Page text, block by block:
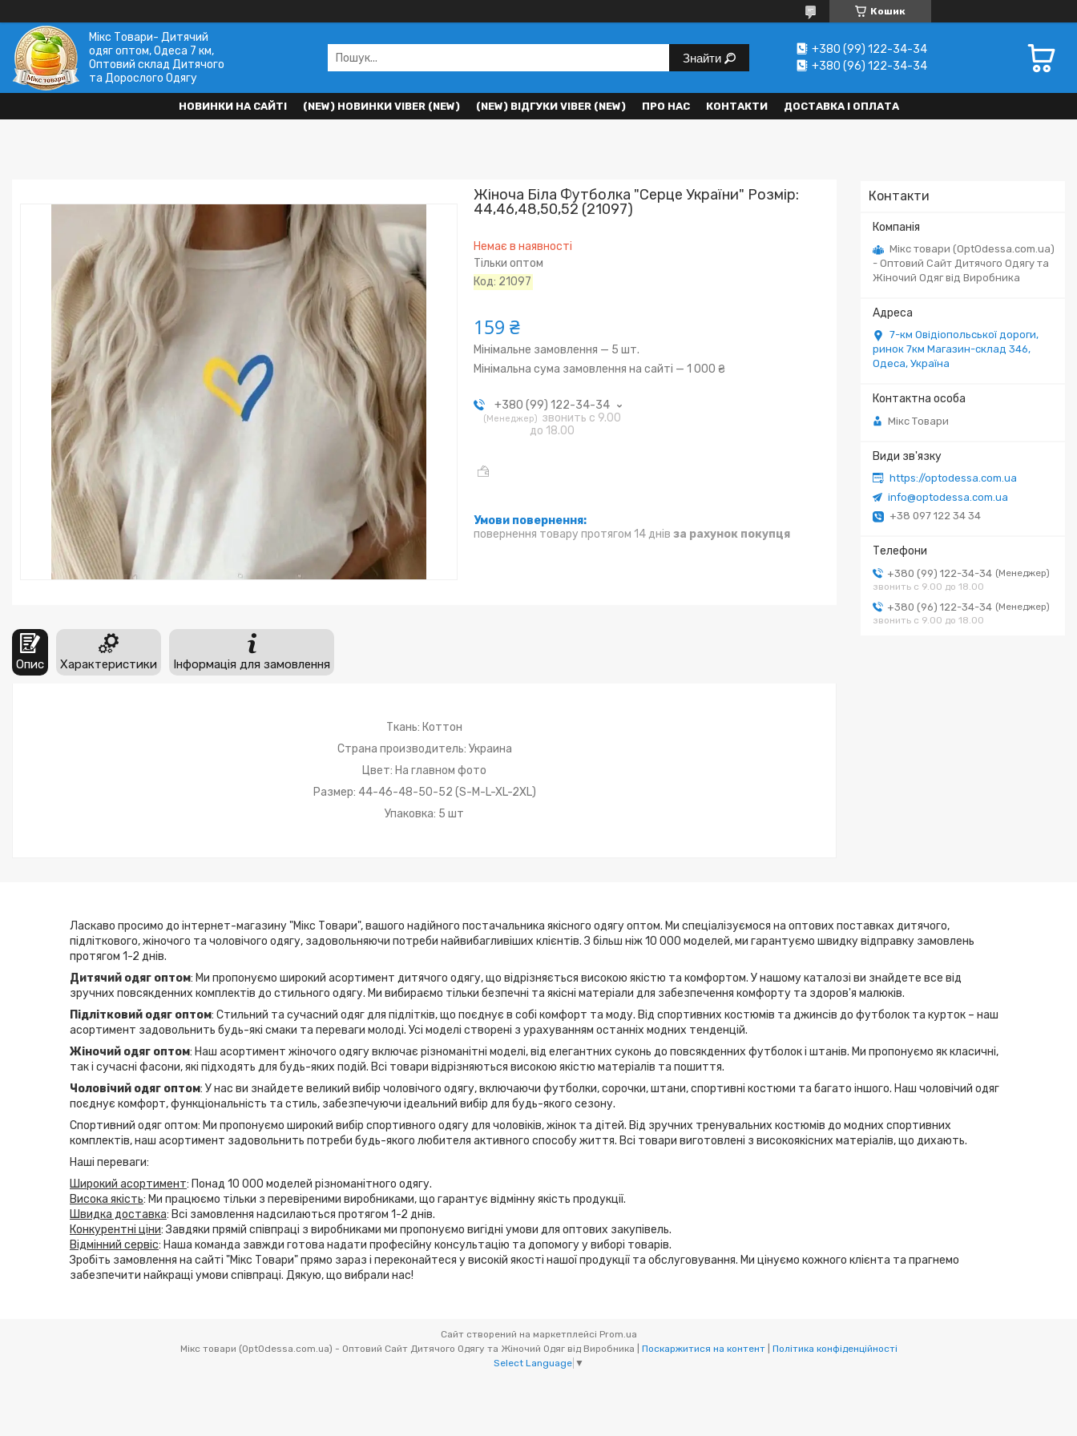
Кошик
Мікс Товари- Дитячий
одяг оптом, Одеса 7 км,
Оптовий склад Дитячого
та Дорослого Одягу
Знайти
+380 (99) 122-34-34
+380 (96) 122-34-34
НОВИНКИ НА САЙТІ (NEW) НОВИНКИ VIBER (NEW) (NEW) ВІДГУКИ VIBER (NEW) ПРО НАС КОНТАКТИ ДОСТАВКА І ОПЛАТА
Контакти
Мікс товари (OptOdessa.com.ua)
- Оптовий Сайт Дитячого Одягу та
Жіночий Одяг від Виробника
7-км Овідіопольської дороги,
ринок 7км Магазин-склад 346,
Одеса, Україна
Мікс Товари
https://optodessa.com.ua
info@optodessa.com.ua
+38 097 122 34 34
+380 (99) 122-34-34
Менеджер
звонить с 9.00 до 18.00
+380 (96) 122-34-34
Менеджер
звонить с 9.00 до 18.00
Жіноча Біла Футболка "Серце України" Розмір:
44,46,48,50,52 (21097)
Немає в наявності
Тільки оптом
Код: 21097
159 ₴
Мінімальне замовлення — 5 шт.
Мінімальна сума замовлення на сайті — 1 000 ₴
+380 (99) 122-34-34
Менеджер
звонить с 9.00
до 18.00
повернення товару протягом 14 днів за рахунок покупця
Опис Характеристики Інформація для замовлення
Ткань: Коттон
Страна производитель: Украина
Цвет: На главном фото
Размер: 44-46-48-50-52 (S-M-L-XL-2XL)
Упаковка: 5 шт
Ласкаво просимо до інтернет-магазину "Мікс Товари", вашого надійного постачальника якісного одягу оптом. Ми спеціалізуємося на оптових поставках дитячого,
підліткового, жіночого та чоловічого одягу, задовольняючи потреби найвибагливіших клієнтів. З більш ніж 10 000 моделей, ми гарантуємо швидку відправку замовлень
протягом 1-2 днів.
Дитячий одяг оптом: Ми пропонуємо широкий асортимент дитячого одягу, що відрізняється високою якістю та комфортом. У нашому каталозі ви знайдете все від
зручних повсякденних комплектів до стильного одягу. Ми вибираємо тільки безпечні та якісні матеріали для забезпечення комфорту та здоров'я малюків.
Підлітковий одяг оптом: Стильний та сучасний одяг для підлітків, що поєднує в собі комфорт та моду. Від спортивних костюмів та джинсів до футболок та курток – наш
асортимент задовольнить будь-які смаки та переваги молоді. Усі моделі створені з урахуванням останніх модних тенденцій.
Жіночий одяг оптом: Наш асортимент жіночого одягу включає різноманітні моделі, від елегантних суконь до повсякденних футболок і штанів. Ми пропонуємо як класичні,
так і сучасні фасони, які підходять для будь-яких подій. Всі товари відрізняються високою якістю матеріалів та пошиття.
Чоловічий одяг оптом: У нас ви знайдете великий вибір чоловічого одягу, включаючи футболки, сорочки, штани, спортивні костюми та багато іншого. Наш чоловічий одяг
поєднує комфорт, функціональність та стиль, забезпечуючи ідеальний вибір для будь-якого сезону.
Спортивний одяг оптом: Ми пропонуємо широкий вибір спортивного одягу для чоловіків, жінок та дітей. Від зручних тренувальних костюмів до модних спортивних
комплектів, наш асортимент задовольнить потреби будь-якого любителя активного способу життя. Всі товари виготовлені з високоякісних матеріалів, що дихають.
Наші переваги:
Широкий асортимент: Понад 10 000 моделей різноманітного одягу.
Висока якість: Ми працюємо тільки з перевіреними виробниками, що гарантує відмінну якість продукції.
Швидка доставка: Всі замовлення надсилаються протягом 1-2 днів.
Конкурентні ціни: Завдяки прямій співпраці з виробниками ми пропонуємо вигідні умови для оптових закупівель.
Відмінний сервіс: Наша команда завжди готова надати професійну консультацію та допомогу у виборі товарів.
Зробіть замовлення на сайті "Мікс Товари" прямо зараз і переконайтеся у високій якості нашої продукції та обслуговування. Ми цінуємо кожного клієнта та прагнемо
забезпечити найкращі умови співпраці. Дякую, що вибрали нас!
Сайт створений на маркетплейсі Prom.ua
Поскаржитися на контент
Політика конфіденційності
Select Language ▼